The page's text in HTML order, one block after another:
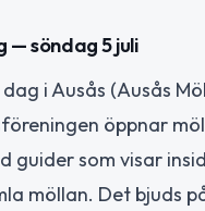
— söndag 5 juli
i Ausås (Ausås
öppnar
guider som visar
möllan. Det bjuds